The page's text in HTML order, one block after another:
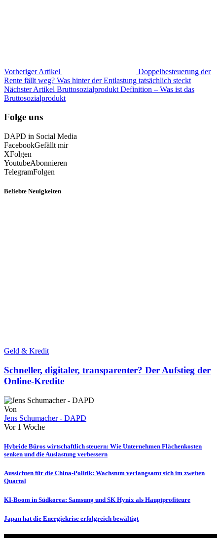
Vorheriger Artikel
Doppelbesteuerung der
Rente fällt weg? Was hinter der Entlastung tatsächlich steckt
Nächster Artikel Bruttosozialprodukt Definition – Was ist das
Bruttosozialprodukt
Folge uns
DAPD in Social Media
FacebookGefällt mir
XFolgen
YoutubeAbonnieren
TelegramFolgen
Beliebte Neuigkeiten
Geld & Kredit
Schneller, digitaler, transparenter? Der Aufstieg der
Online-Kredite
Von
Jens Schumacher - DAPD
Vor 1 Woche
Hybride Büros wirtschaftlich steuern: Wie Unternehmen Flächenkosten
senken und die Auslastung verbessern
Aussichten für die China-Politik: Wachstum verlangsamt sich im zweiten
Quartal
KI-Boom in Südkorea: Samsung und SK Hynix als Hauptprofiteure
Japan hat die Energiekrise erfolgreich bewältigt